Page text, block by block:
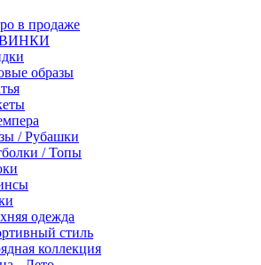
в продаже
образы
/ Рубашки
/ Топы
одежда
стиль
коллекция